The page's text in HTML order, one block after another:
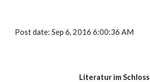
Post date: Sep 6, 2016 6:00:36 AM
Literatur im Schloss